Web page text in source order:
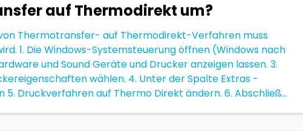
auf Thermodirekt um?
Thermotransfer- auf Thermodirekt-Verfahren muss
1. Die Windows-Systemsteuerung öffnen (Windows nach
und Sound Geräte und Drucker anzeigen lassen. 3.
wählen. 4. Unter der Spalte Extras -
Druckverfahren auf Thermo Direkt ändern. 6. Abschließ...